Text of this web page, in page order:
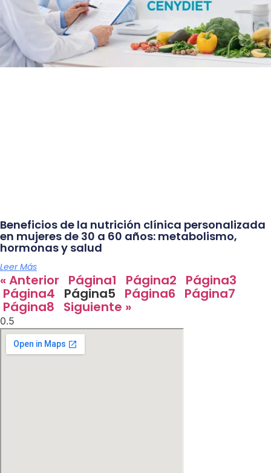
Beneficios de la nutrición clínica personalizada
en mujeres de 30 a 60 años: metabolismo,
hormonas y salud
Leer Más
« Anterior Página1 Página2 Página3
Página4 Página5 Página6 Página7
Página8 Siguiente »